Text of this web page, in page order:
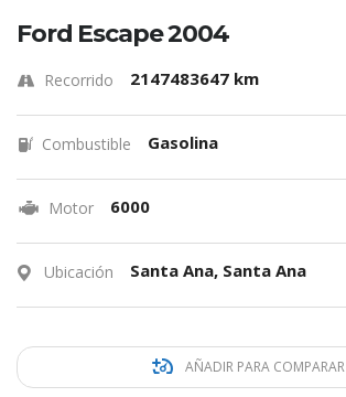
Ford Escape 2004
Recorrido 2147483647 km
Combustible Gasolina
Motor 6000
Ubicación Santa Ana, Santa Ana
AÑADIR PARA COMPARAR